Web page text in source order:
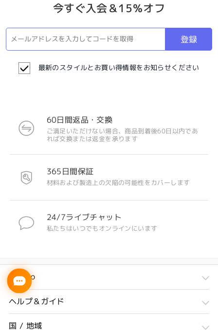
今すぐ入会＆15％オフ
登録
最新のスタイルとお買い得情報をお知らせください
60日間返品・交換
ご満足いただけない場合、商品到着後60日以内であ
れば交換または返金を承ります
365日間保証
材料および製造上の欠陥の可能性をカバーします
24/7ライブチャット
私たちはいつでもオンラインにいます
Firmoo
ヘルプ＆ガイド
国 / 地域